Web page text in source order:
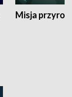
Misja